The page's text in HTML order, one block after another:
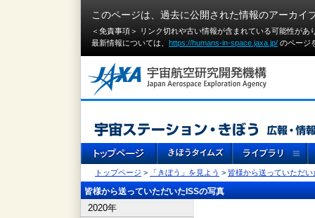
このページは、過去に公開された情報のアーカイ
＜免責事項＞ リンク切れや古い情報が含まれている可能性が
最新情報については、 https://humans-in-space.jaxa.jp/ のページ
トップページ > 「きぼう」を見よう > 皆様から送っていただい
皆様から送っていただいたISSの写真
2020年